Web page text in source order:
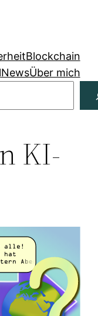
Blockchain
NewsÜber mich
KI-